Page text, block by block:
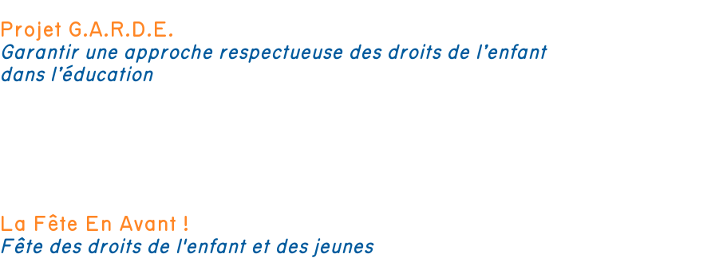
Projet G.A.R.D.E.
Garantir une approche respectueuse des droits de l’enfant
dans l’éducation
La Fête En Avant !
Fête des droits de l'enfant et des jeunes